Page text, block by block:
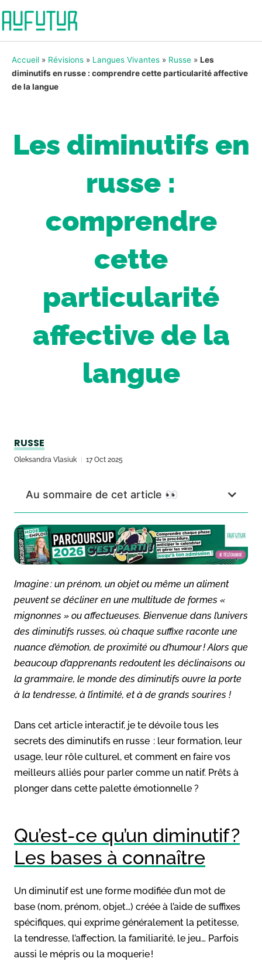
Accueil » Révisions » Langues Vivantes » Russe » Les
diminutifs en russe : comprendre cette particularité affective
de la langue
Les diminutifs en
russe :
comprendre
cette
particularité
affective de la
langue
RUSSE
Oleksandra Vlasiuk 17 Oct 2025
Au sommaire de cet article 👀
Imagine : un prénom, un objet ou même un aliment
peuvent se décliner en une multitude de formes «
mignonnes » ou affectueuses. Bienvenue dans l’univers
des diminutifs russes, où chaque suffixe raconte une
nuance d’émotion, de proximité ou d’humour ! Alors que
beaucoup d’apprenants redoutent les déclinaisons ou
la grammaire, le monde des diminutifs ouvre la porte
à la tendresse, à l’intimité, et à de grands sourires !
Dans cet article interactif, je te dévoile tous les
secrets des diminutifs en russe : leur formation, leur
usage, leur rôle culturel, et comment en faire vos
meilleurs alliés pour parler comme un natif. Prêts à
plonger dans cette palette émotionnelle ?
Qu’est-ce qu’un diminutif ?
Les bases à connaître
Un diminutif est une forme modifiée d’un mot de
base (nom, prénom, objet…) créée à l’aide de suffixes
spécifiques, qui exprime généralement la petitesse,
la tendresse, l’affection, la familiarité, le jeu… Parfois
aussi le mépris ou la moquerie !